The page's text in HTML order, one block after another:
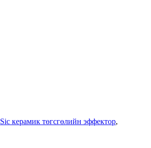
Sic керамик төгсгөлийн эффектор,